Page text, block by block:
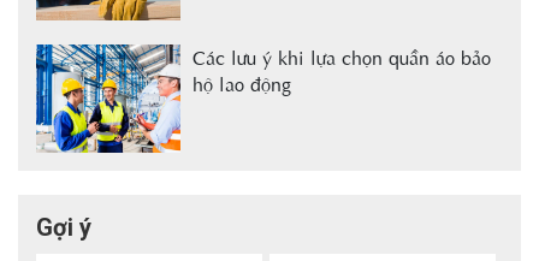
Các lưu ý khi lựa chọn quần áo bảo
hộ lao động
Gợi ý